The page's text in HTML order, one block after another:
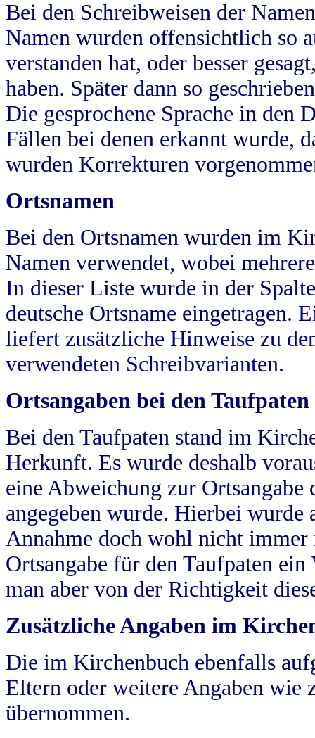
Bei den Schreibweisen der
Namen wurden offensichtlich so
verstanden hat, oder besser
haben. Später dann so
Die gesprochene Sprache in
Fällen bei denen erkannt wurde,
wurden Korrekturen
Ortsnamen
Bei den Ortsnamen wurden im
Namen verwendet, wobei
In dieser Liste wurde in der
deutsche Ortsname eingetragen.
liefert zusätzliche Hinweise zu
verwendeten Schreibvarianten.
Ortsangaben bei den Taufpaten
Bei den Taufpaten stand im
Herkunft. Es wurde deshalb
eine Abweichung zur
angegeben wurde. Hierbei wurde
Annahme doch wohl nicht
Ortsangabe für den Taufpaten
man aber von der Richtigkeit
Zusätzliche Angaben im
Die im Kirchenbuch ebenfalls
Eltern oder weitere Angaben wie
übernommen.